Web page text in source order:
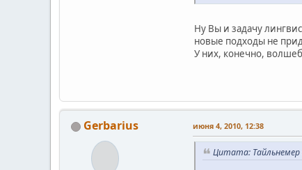
Ну Вы и задачу
новые подходы не
У них, конечно,
Gerbarius июня 4, 2010, 12:38
Цитата: